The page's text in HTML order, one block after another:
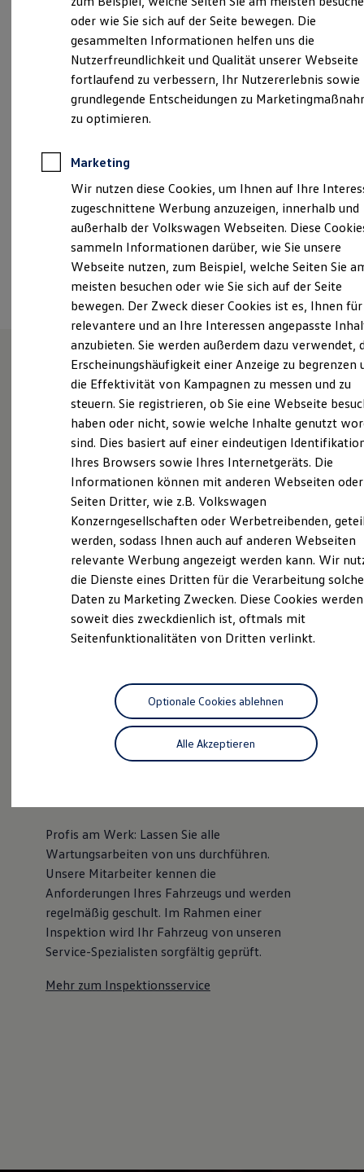
Für Gewerbekunden
Leasing
Für Privatkunden
Für Gewerbekunden
Versicherungen & Garantien
Garantien
Kfz-Versicherung für Nutzfahrzeuge
Restschuldversicherung
Wartungsverträge
Reparatur & Service
Sommer-Special
Reparatur, Pflege & Inspektion
Servicetermin anfragen
Service-Vorteile bei Volkswagen Nutzfahrzeuge
ServicePlus
Economy Service
Räder & Reifen Service
Ersatzfahrzeuge
Notdienst und Pannenhilfe
Software, Konnektivität & Apps
California App
VW Connect für Ihren Transporter/Caravelle
VW Connect für Ihren Amarok
VW Connect für andere Modelle
Fleet Interface Data
Multistop Pathfinder
Übersicht Software Updates
Digitales Bordbuch
Fahrerassistenz- und Sicherheitssysteme
Kontrollleuchten
Kurzfahrprofile und Ölverdünnung
Batterieverordnung
XTL-Dieselkraftstoff
Ersatzteile und Betriebsflüssigkeiten
Original Zubehör und Lifestyle Produkte
myVolkswagen
myVolkswagen Business
Elektrisch & Autonom
Unser Ansatz
Reichweitensimulator
Ladezeitensimulator
Ladelösungen für Privatkunden
Ladelösungen für Gewerbekunden
Wallbox und Ladekabel
Bidirektionales Laden
Fördermöglichkeiten für Gewerbekunden
Autonomes Fahren
Mehr zum ID. Buzz
Online Beratung
California Welt
California Club
California Magazin & Ratgeber
Vanlife
Ratgeber
Routen & Reisen
California App
California Lifestyle & Zubehör
Riedweg 6, 88339 Bad Waldsee
Montag-Freitag 07:30-12:00 Uhr
13:00 -17:00 Uhr
Samstag
09:00-12:00 Uhr
Ansprechpartner
Termin vereinbaren
Unsere Leistungenim
Überblick
Service
UnsereService
Leistungen
Profis am Werk: Lassen Sie alle
Wartungsarbeiten von uns durchführen.
Unsere Mitarbeiter kennen die
Anforderungen Ihres Fahrzeugs und werden
regelmäßig geschult. Im Rahmen einer
Inspektion wird Ihr Fahrzeug von unseren
Service-Spezialisten sorgfältig geprüft.
Mehr zum Inspektionsservice
oder wie Sie sich auf der Seite bewegen. Die
gesammelten Informationen helfen uns die
Nutzerfreundlichkeit und Qualität unserer Webseite
fortlaufend zu verbessern, Ihr Nutzererlebnis sowie
grundlegende Entscheidungen zu
zu optimieren.
Marketing
Wir nutzen diese Cookies, um Ihnen auf Ihre
zugeschnittene Werbung anzuzeigen, innerhalb und
außerhalb der Volkswagen Webseiten. Diese
sammeln Informationen darüber, wie Sie unsere
Webseite nutzen, zum Beispiel, welche Seiten Sie
meisten besuchen oder wie Sie sich auf der Seite
bewegen. Der Zweck dieser Cookies ist es, Ihnen für
relevantere und an Ihre Interessen angepasste
anzubieten. Sie werden außerdem dazu verwendet,
Erscheinungshäufigkeit einer Anzeige zu begrenzen
die Effektivität von Kampagnen zu messen und zu
steuern. Sie registrieren, ob Sie eine Webseite
haben oder nicht, sowie welche Inhalte genutzt
sind. Dies basiert auf einer eindeutigen
Ihres Browsers sowie Ihres Internetgeräts. Die
Informationen können mit anderen Webseiten oder
Seiten Dritter, wie z.B. Volkswagen
Konzerngesellschaften oder Werbetreibenden,
werden, sodass Ihnen auch auf anderen Webseiten
relevante Werbung angezeigt werden kann. Wir
die Dienste eines Dritten für die Verarbeitung
Daten zu Marketing Zwecken. Diese Cookies
soweit dies zweckdienlich ist, oftmals mit
Seitenfunktionalitäten von Dritten verlinkt.
Alle Akzeptieren
Optionale Cookies ablehnen